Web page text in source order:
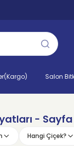
Salon
- Sayfa
Hangi Çiçek?